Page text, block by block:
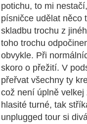
potichu, to mi
písničce udělat něco
skladbu trochu z
toho trochu
obvykle. Při
skoro o přežití. V
přeřvat všechny ty
což není úplně velkej
hlasité turné, tak
unplugged tour si